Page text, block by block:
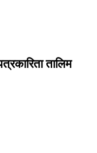
तालिम